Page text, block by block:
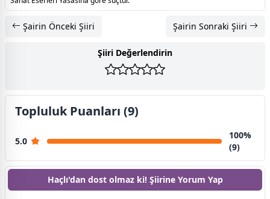
Şairin Önceki Şiiri Şairin Sonraki Şiiri
Şiiri Değerlendirin
Topluluk Puanları (9)
5.0
100%
(9)
Haçlı'dan dost olmaz ki! Şiirine Yorum Yap